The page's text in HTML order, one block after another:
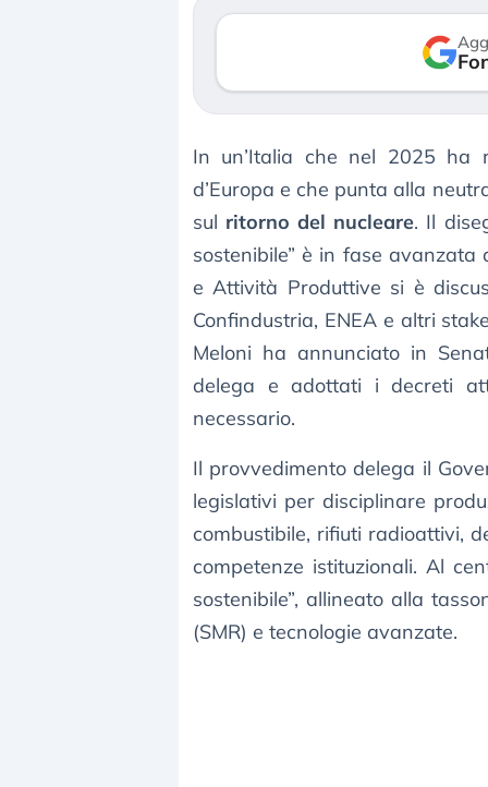
In un’Italia che nel 2025 ha
d’Europa e che punta alla
sul ritorno del nucleare. Il
sostenibile” è in fase avanzata
e Attività Produttive si è
Confindustria, ENEA e altri
Meloni ha annunciato in
delega e adottati i decreti
necessario.
Il provvedimento delega il
legislativi per disciplinare
combustibile, rifiuti radioattivi,
competenze istituzionali. Al
sostenibile”, allineato alla
(SMR) e tecnologie avanzate.